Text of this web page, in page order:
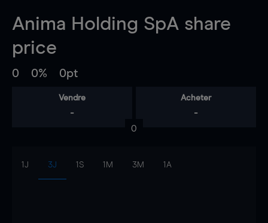
Anima Holding SpA share
price
0 0% 0pt
Vendre
-
Acheter
-
0
1J 3J 1S 1M 3M 1A